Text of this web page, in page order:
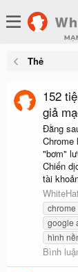
Thẻ
152
giả
Đằng
Chrome
"bơm"
Chiến
tài
chrome
google
hình
Bình